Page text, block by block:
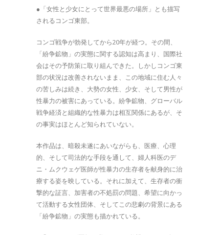
●「女性と少女にとって世界最悪の場所」とも描写
されるコンゴ東部。
コンゴ戦争が勃発してから20年が経つ。その間、
「紛争鉱物」の実態に関する認知は高まり、国際社
会はその予防策に取り組んできた。しかしコンゴ東
部の状況は改善されないまま、この地域に住む人々
の苦しみは続き、大勢の女性、少女、そして男性が
性暴力の被害にあっている。紛争鉱物、グローバル
戦争経済と組織的な性暴力は相互関係にあるが、そ
の事実はほとんど知られていない。
本作品は、暗殺未遂にあいながらも、医療、心理
的、そして司法的な手段を通して、婦人科医のデ
ニ・ムクウェゲ医師が性暴力の生存者を献身的に治
療する姿を映している。それに加えて、生存者の衝
撃的な証言、加害者の不処罰の問題、希望に向かっ
て活動する女性団体、そしてこの悲劇の背景にある
「紛争鉱物」の実態も描かれている。